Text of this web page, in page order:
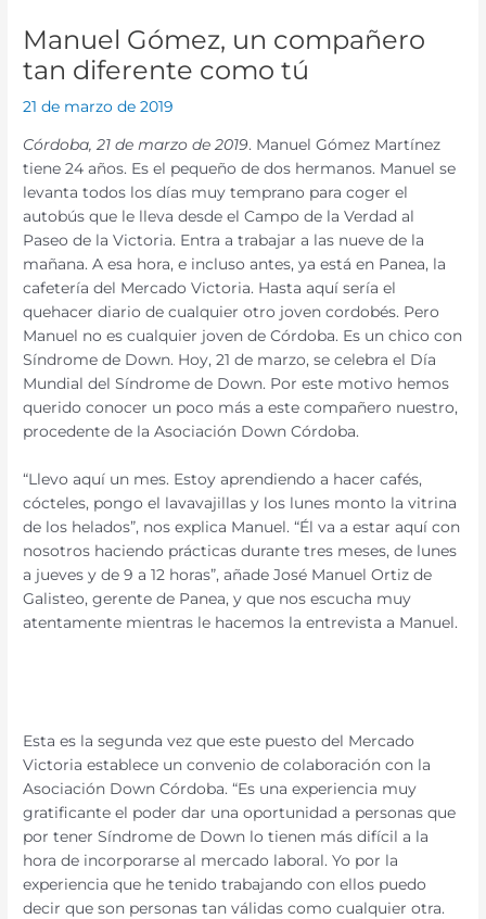
Manuel Gómez, un compañero
tan diferente como tú
21 de marzo de 2019
Córdoba, 21 de marzo de 2019. Manuel Gómez Martínez
tiene 24 años. Es el pequeño de dos hermanos. Manuel se
levanta todos los días muy temprano para coger el
autobús que le lleva desde el Campo de la Verdad al
Paseo de la Victoria. Entra a trabajar a las nueve de la
mañana. A esa hora, e incluso antes, ya está en Panea, la
cafetería del Mercado Victoria. Hasta aquí sería el
quehacer diario de cualquier otro joven cordobés. Pero
Manuel no es cualquier joven de Córdoba. Es un chico con
Síndrome de Down. Hoy, 21 de marzo, se celebra el Día
Mundial del Síndrome de Down. Por este motivo hemos
querido conocer un poco más a este compañero nuestro,
procedente de la Asociación Down Córdoba.
“Llevo aquí un mes. Estoy aprendiendo a hacer cafés,
cócteles, pongo el lavavajillas y los lunes monto la vitrina
de los helados”, nos explica Manuel. “Él va a estar aquí con
nosotros haciendo prácticas durante tres meses, de lunes
a jueves y de 9 a 12 horas”, añade José Manuel Ortiz de
Galisteo, gerente de Panea, y que nos escucha muy
atentamente mientras le hacemos la entrevista a Manuel.
Esta es la segunda vez que este puesto del Mercado
Victoria establece un convenio de colaboración con la
Asociación Down Córdoba. “Es una experiencia muy
gratificante el poder dar una oportunidad a personas que
por tener Síndrome de Down lo tienen más difícil a la
hora de incorporarse al mercado laboral. Yo por la
experiencia que he tenido trabajando con ellos puedo
decir que son personas tan válidas como cualquier otra.